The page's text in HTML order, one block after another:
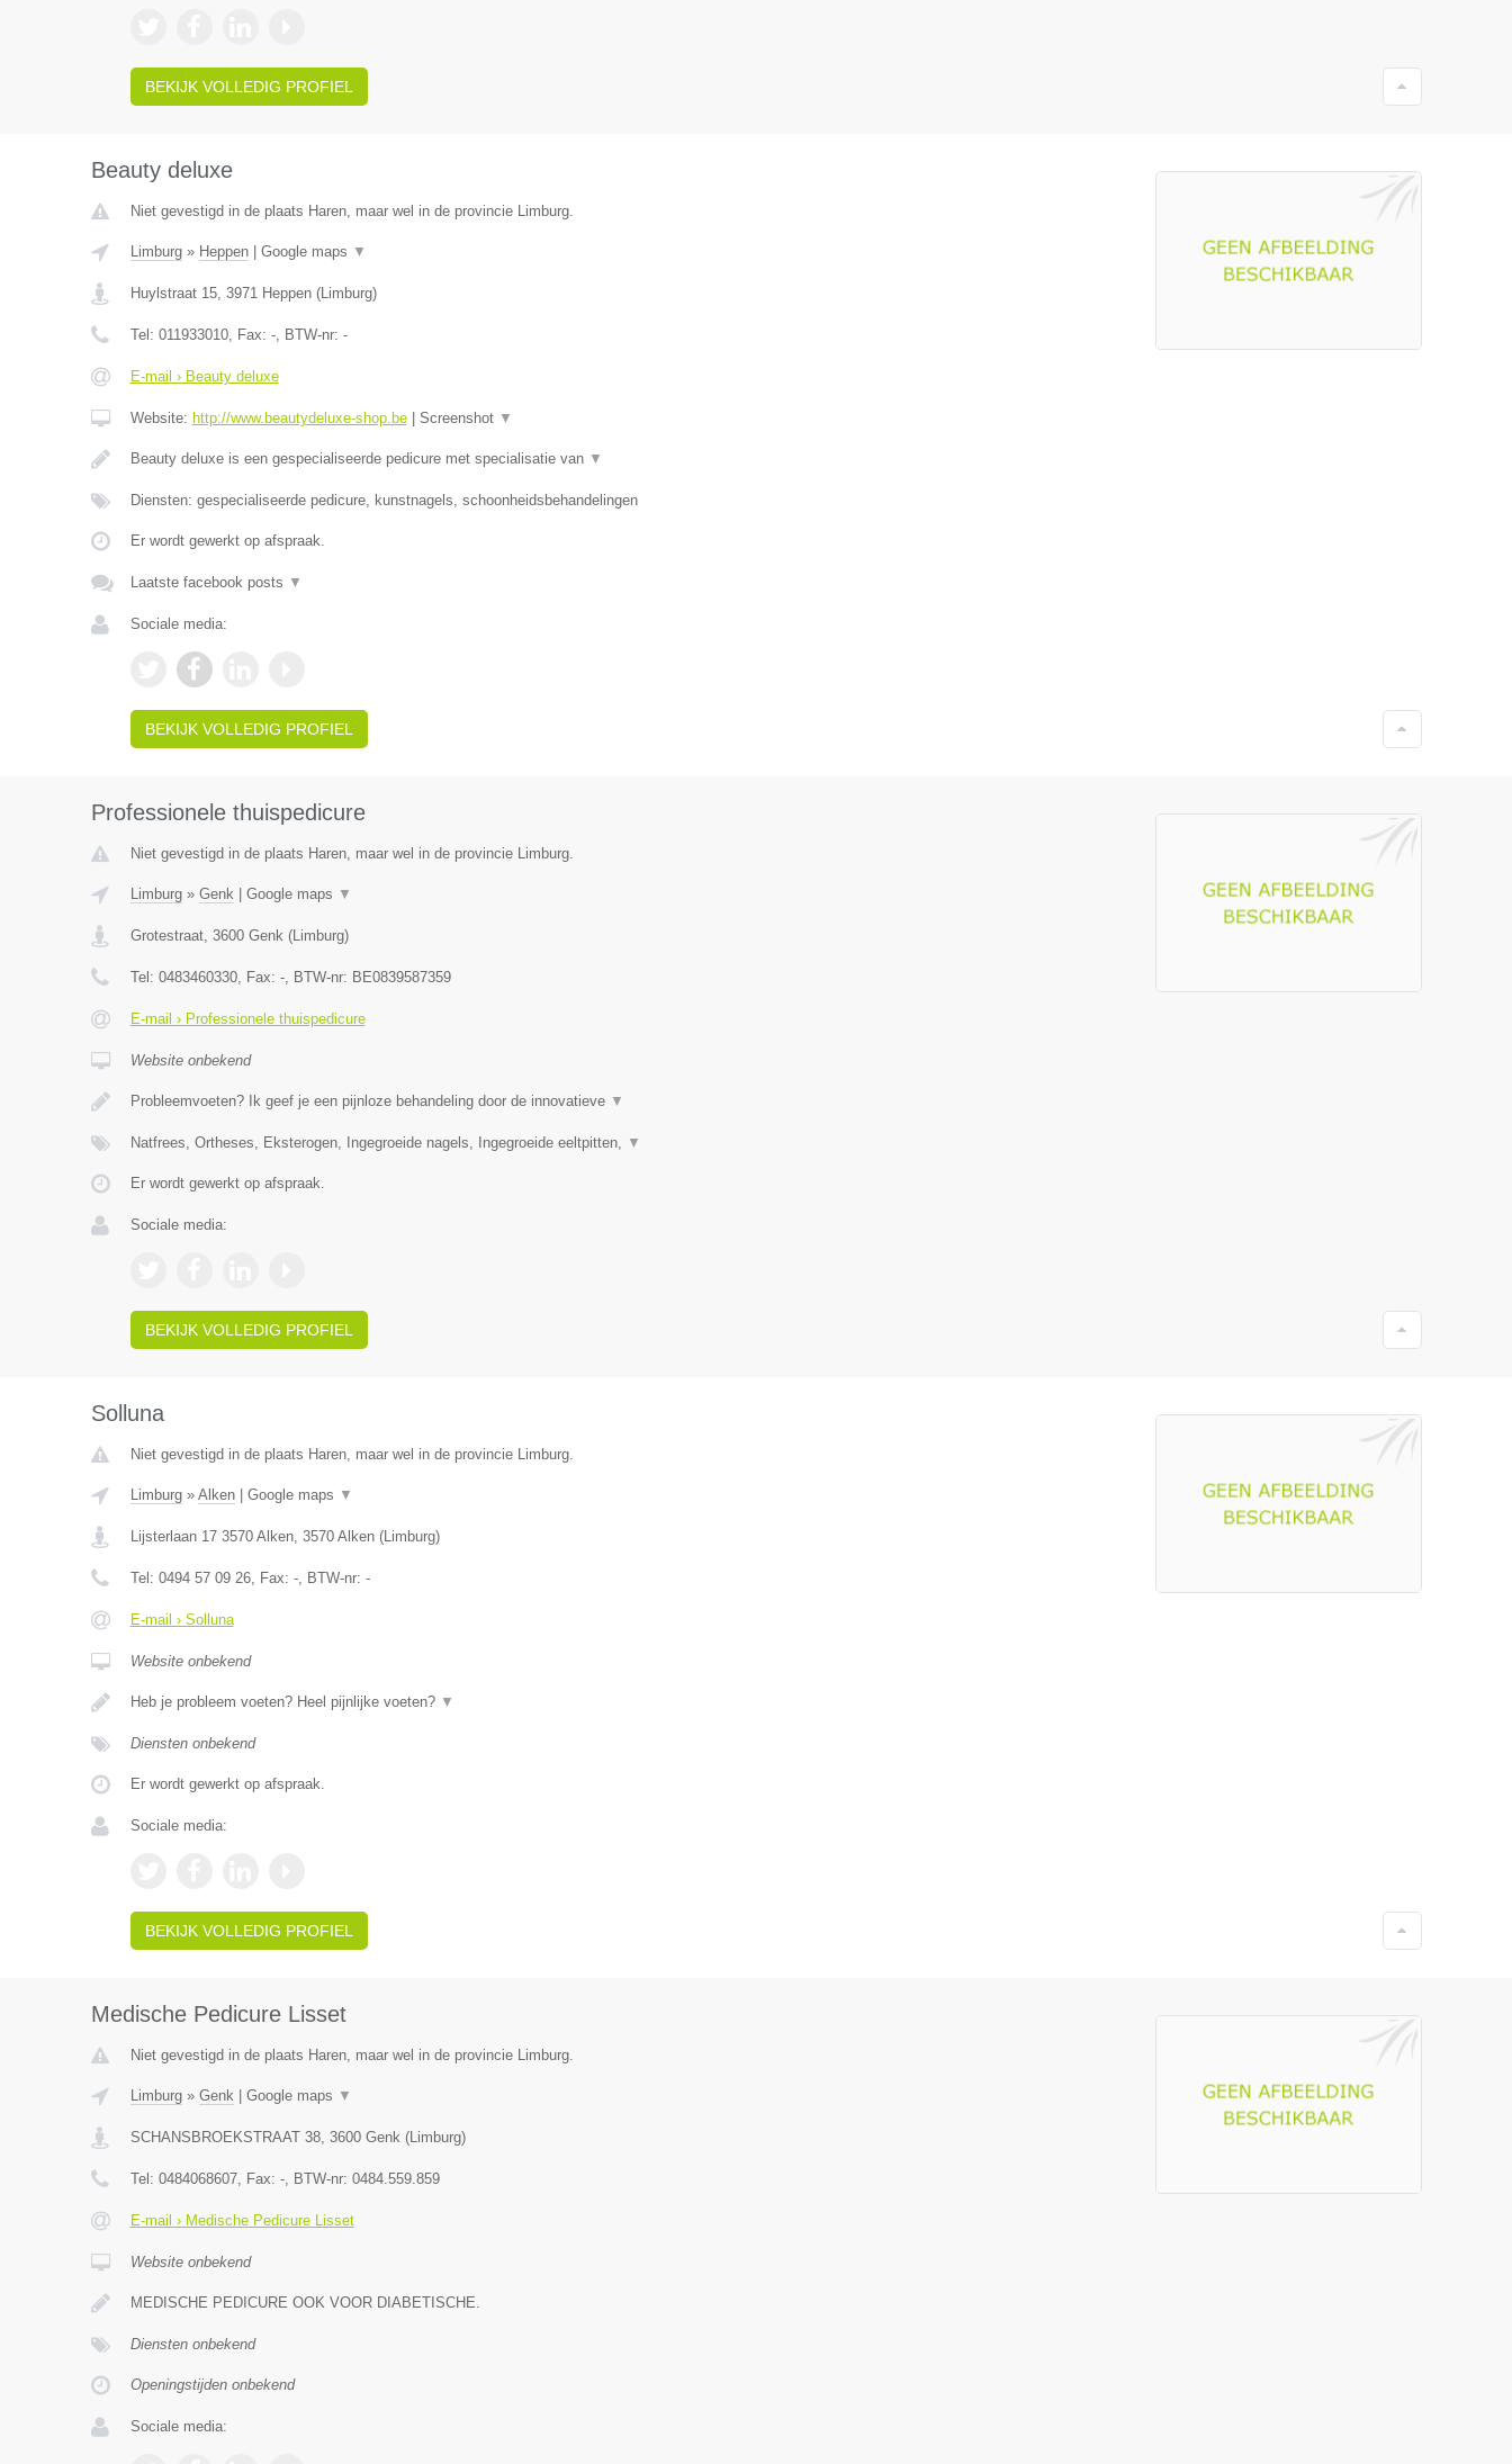
BEKIJK VOLLEDIG PROFIEL
Beauty deluxe
Niet gevestigd in de plaats Haren, maar wel in de provincie Limburg.
Limburg» Heppen| Google maps ▼
Huylstraat 15, 3971 Heppen(Limburg)
Tel: 011933010, Fax: -, BTW-nr: -
E-mail › Beauty deluxe
Website: http://www.beautydeluxe-shop.be| Screenshot ▼
Beauty deluxe is een gespecialiseerde pedicure met specialisatie van ▼
Diensten: gespecialiseerde pedicure, kunstnagels, schoonheidsbehandelingen
Er wordt gewerkt op afspraak.
Laatste facebook posts ▼
Sociale media:
BEKIJK VOLLEDIG PROFIEL
Professionele thuispedicure
Niet gevestigd in de plaats Haren, maar wel in de provincie Limburg.
Limburg» Genk| Google maps ▼
Grotestraat, 3600 Genk(Limburg)
Tel: 0483460330, Fax: -, BTW-nr: BE0839587359
E-mail › Professionele thuispedicure
Website onbekend
Probleemvoeten? Ik geef je een pijnloze behandeling door de innovatieve ▼
Natfrees, Ortheses, Eksterogen, Ingegroeide nagels, Ingegroeide eeltpitten, ▼
Er wordt gewerkt op afspraak.
Sociale media:
BEKIJK VOLLEDIG PROFIEL
Solluna
Niet gevestigd in de plaats Haren, maar wel in de provincie Limburg.
Limburg» Alken| Google maps ▼
Lijsterlaan 17 3570 Alken, 3570 Alken(Limburg)
Tel: 0494 57 09 26, Fax: -, BTW-nr: -
E-mail › Solluna
Website onbekend
Heb je probleem voeten? Heel pijnlijke voeten? ▼
Diensten onbekend
Er wordt gewerkt op afspraak.
Sociale media:
BEKIJK VOLLEDIG PROFIEL
Medische Pedicure Lisset
Niet gevestigd in de plaats Haren, maar wel in de provincie Limburg.
Limburg» Genk| Google maps ▼
SCHANSBROEKSTRAAT 38, 3600 Genk(Limburg)
Tel: 0484068607, Fax: -, BTW-nr: 0484.559.859
E-mail › Medische Pedicure Lisset
Website onbekend
MEDISCHE PEDICURE OOK VOOR DIABETISCHE.
Diensten onbekend
Openingstijden onbekend
Sociale media: